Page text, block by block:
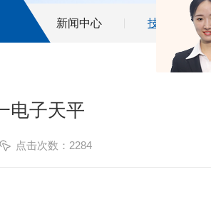
新闻中心 技术文章
电子天平
点击次数：2284